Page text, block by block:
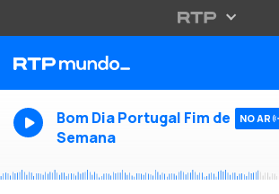
Bom Dia Portugal Fim de
Semana
NO AR